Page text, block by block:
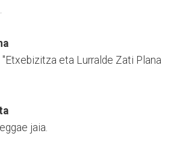
eta Lurralde Zati Plana
jaia.